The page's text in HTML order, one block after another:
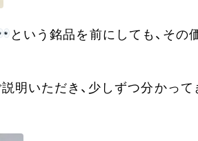
という銘品を前にしても、その
明いただき、少しずつ分かって